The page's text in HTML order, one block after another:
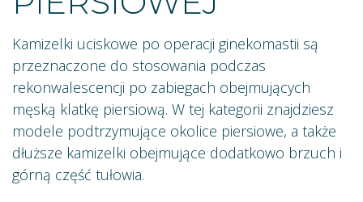
Kamizelki uciskowe po operacji ginekomastii są
przeznaczone do stosowania podczas
rekonwalescencji po zabiegach obejmujących
męską klatkę piersiową. W tej kategorii znajdziesz
modele podtrzymujące okolice piersiowe, a także
dłuższe kamizelki obejmujące dodatkowo brzuch i
górną część tułowia.